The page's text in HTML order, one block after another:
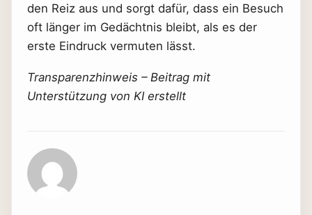
den Reiz aus und sorgt dafür, dass ein Besuch
oft länger im Gedächtnis bleibt, als es der
erste Eindruck vermuten lässt.
Transparenzhinweis – Beitrag mit
Unterstützung von KI erstellt